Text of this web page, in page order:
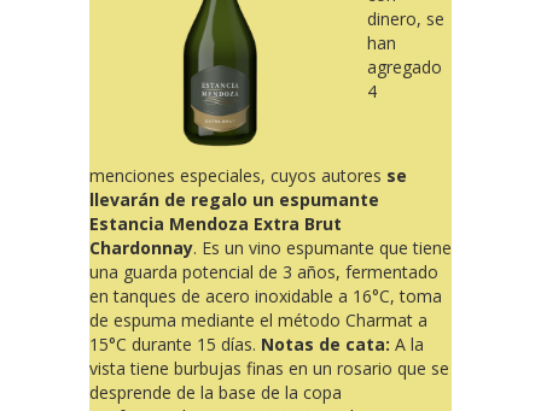
dinero, se
han
agregado
4
menciones especiales, cuyos autores se
llevarán de regalo un espumante
Estancia Mendoza Extra Brut
Chardonnay. Es un vino espumante que tiene
una guarda potencial de 3 años, fermentado
en tanques de acero inoxidable a 16°C, toma
de espuma mediante el método Charmat a
15°C durante 15 días. Notas de cata: A la
vista tiene burbujas finas en un rosario que se
desprende de la base de la copa